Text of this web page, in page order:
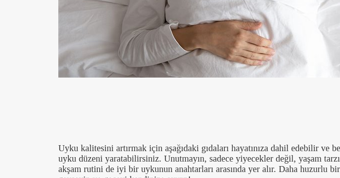
Uyku kalitesini artırmak için aşağıdaki gıdaları hayatınıza dahil edebilir ve
uyku düzeni yaratabilirsiniz. Unutmayın, sadece yiyecekler değil, yaşam
akşam rutini de iyi bir uykunun anahtarları arasında yer alır. Daha huzurlu